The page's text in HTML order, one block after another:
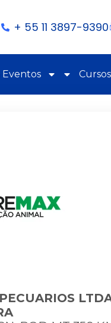
+ 55 11 3897-9390
Eventos Cursos